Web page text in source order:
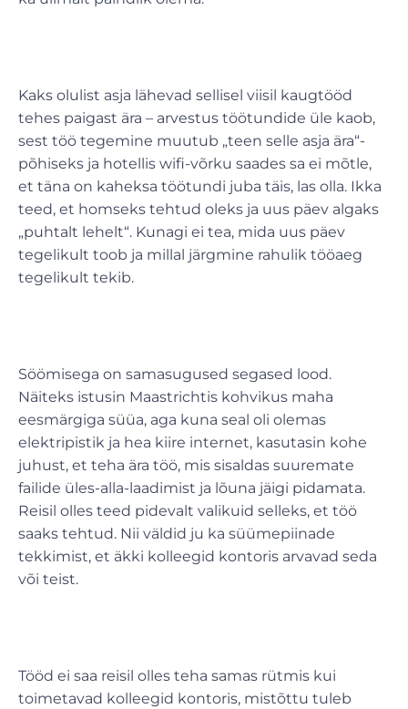
Kaks olulist asja lähevad sellisel viisil kaugtööd
tehes paigast ära – arvestus töötundide üle kaob,
sest töö tegemine muutub „teen selle asja ära“-
põhiseks ja hotellis wifi-võrku saades sa ei mõtle,
et täna on kaheksa töötundi juba täis, las olla. Ikka
teed, et homseks tehtud oleks ja uus päev algaks
„puhtalt lehelt“. Kunagi ei tea, mida uus päev
tegelikult toob ja millal järgmine rahulik tööaeg
tegelikult tekib.
Söömisega on samasugused segased lood.
Näiteks istusin Maastrichtis kohvikus maha
eesmärgiga süüa, aga kuna seal oli olemas
elektripistik ja hea kiire internet, kasutasin kohe
juhust, et teha ära töö, mis sisaldas suuremate
failide üles-alla-laadimist ja lõuna jäigi pidamata.
Reisil olles teed pidevalt valikuid selleks, et töö
saaks tehtud. Nii väldid ju ka süümepiinade
tekkimist, et äkki kolleegid kontoris arvavad seda
või teist.
Tööd ei saa reisil olles teha samas rütmis kui
toimetavad kolleegid kontoris, mistõttu tuleb